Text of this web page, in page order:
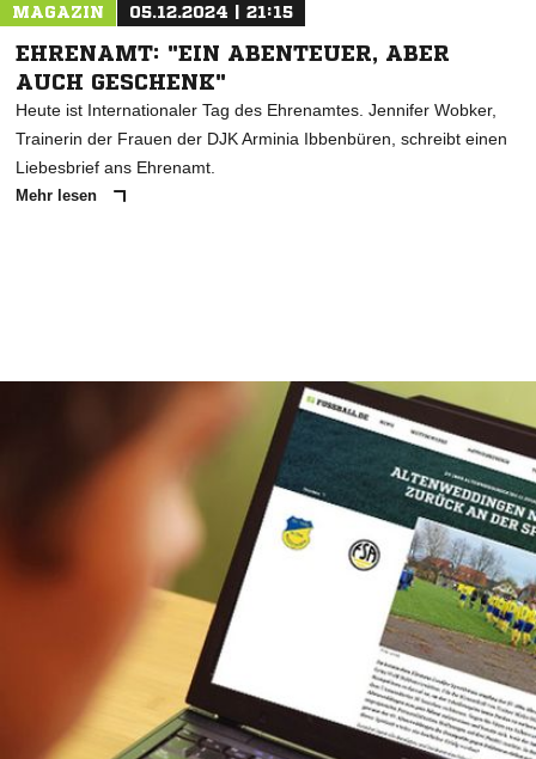
MAGAZIN 05.12.2024 | 21:15
EHRENAMT: "EIN ABENTEUER, ABER
AUCH GESCHENK"
Heute ist Internationaler Tag des Ehrenamtes. Jennifer Wobker,
Trainerin der Frauen der DJK Arminia Ibbenbüren, schreibt einen
Liebesbrief ans Ehrenamt.
Mehr lesen